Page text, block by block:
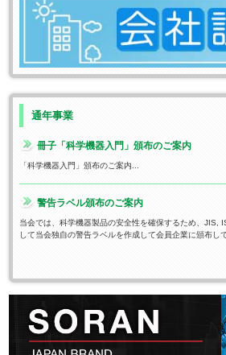
通年事業
冊子「科学機器入門」頒布のご案内
「科学機器入門」頒布のご案内...
警告ラベル頒布のご案内
当会では、科学機器製品の安全性を確保するため、JIS,
して当会独自の警告ラベルを作成して会員企業に頒布し